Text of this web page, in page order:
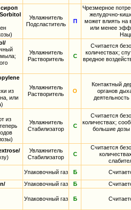
Увлажнитель
Подсластитель
П
Чрезмерное
желудочно-
может влиять на
или менее
мыла;
Увлажнитель
Растворитель
С
Считается
количествах;
вредное
из
или
Увлажнитель
Растворитель
О
Контактный
органов
из
Увлажнитель
Стабилизатор
С
Считается
количествах;
большие дозы
Увлажнитель
Стабилизатор
С
Считается
Упаковочный газ Б
Упаковочный газ Б
Упаковочный газ Б